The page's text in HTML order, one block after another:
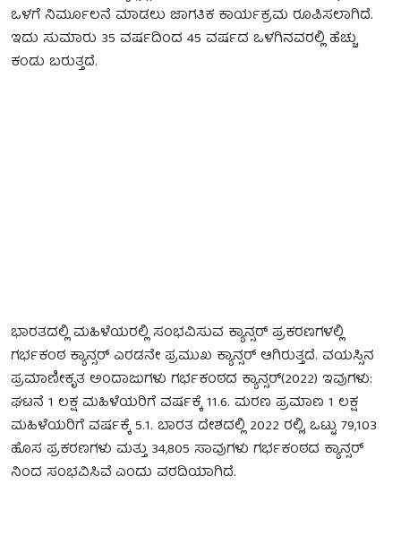
ಒಳಗೆ ನಿರ್ಮೂಲನೆ ಮಾಡಲು ಜಾಗತಿಕ ಕಾರ್ಯಕ್ರಮ ರೂಪಿಸಲಾಗಿದೆ.
ಇದು ಸುಮಾರು 35 ವರ್ಷದಿಂದ 45 ವರ್ಷದ ಒಳಗಿನವರಲ್ಲಿ ಹೆಚ್ಚು
ಕಂಡು ಬರುತ್ತದೆ.
ಭಾರತದಲ್ಲಿ ಮಹಿಳೆಯರಲ್ಲಿ ಸಂಭವಿಸುವ ಕ್ಯಾನ್ಸರ್ ಪ್ರಕರಣಗಳಲ್ಲಿ
ಗರ್ಭಕಂಠ ಕ್ಯಾನ್ಸರ್ ಎರಡನೇ ಪ್ರಮುಖ ಕ್ಯಾನ್ಸರ್ ಆಗಿರುತ್ತದೆ. ವಯಸ್ಸಿನ
ಪ್ರಮಾಣೀಕೃತ ಅಂದಾಜುಗಳು ಗರ್ಭಕಂಠದ ಕ್ಯಾನ್ಸರ್(2022) ಇವುಗಳು:
ಘಟನೆ 1 ಲಕ್ಷ ಮಹಿಳೆಯರಿಗೆ ವರ್ಷಕ್ಕೆ 11.6. ಮರಣ ಪ್ರಮಾಣ 1 ಲಕ್ಷ
ಮಹಿಳೆಯರಿಗೆ ವರ್ಷಕ್ಕೆ 5.1. ಬಾರತ ದೇಶದಲ್ಲಿ 2022 ರಲ್ಲಿ, ಒಟ್ಟು 79,103
ಹೊಸ ಪ್ರಕರಣಗಳು ಮತ್ತು 34,805 ಸಾವುಗಳು ಗರ್ಭಕಂಠದ ಕ್ಯಾನ್ಸರ್
ನಿಂದ ಸಂಭವಿಸಿವೆ ಎಂದು ವರದಿಯಾಗಿದೆ.